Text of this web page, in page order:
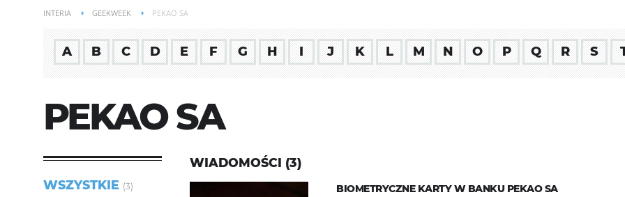
INTERIA GEEKWEEK PEKAO SA
A B C D E F G H I J K L M N O P Q R S
PEKAO SA
WSZYSTKIE (3)
WIADOMOŚCI (3)
BIOMETRYCZNE KARTY W BANKU PEKAO SA